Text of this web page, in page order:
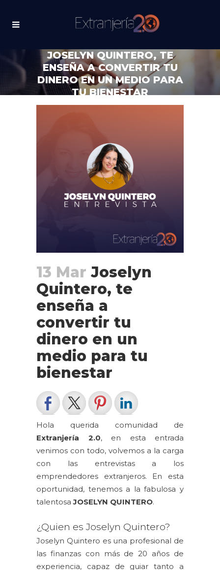
JOSELYN QUINTERO, TE
ENSEÑA A CONVERTIR TU
DINERO EN UN MEDIO PARA
TU BIENESTAR
13 Mar Joselyn
Quintero, te
enseña a
convertir tu
dinero en un
medio para tu
bienestar
Hola querida comunidad de
Extranjería 2.0, en esta entrada
venimos con todo, volvemos a la carga
con las entrevistas a los
emprendedores extranjeros. En esta
oportunidad, tenemos a la fabulosa y
talentosaJOSELYN QUINTERO.
¿Quien es Joselyn Quintero?
Joselyn Quintero es una profesional de
las finanzas con más de 20 años de
experiencia, capaz de guiar tanto a